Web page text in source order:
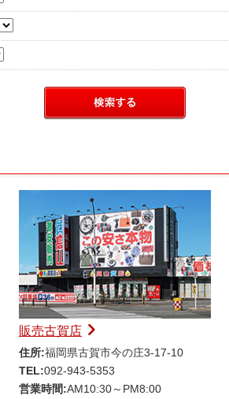
販売古賀店
住所:福岡県古賀市今の庄3-17-10
TEL:092-943-5353
営業時間:AM10:30～PM8:00